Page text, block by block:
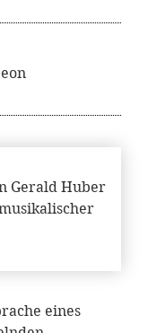
Gerald Huber
eines